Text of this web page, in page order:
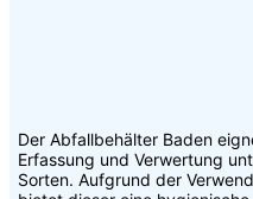
Der Abfallbehälter Baden
Erfassung und Verwertung
Sorten. Aufgrund der